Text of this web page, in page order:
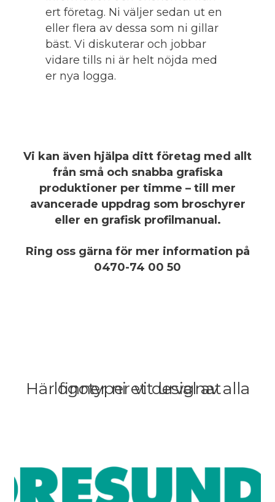
ert företag. Ni väljer sedan ut en
eller flera av dessa som ni gillar
bäst. Vi diskuterar och jobbar
vidare tills ni är helt nöjda med
er nya logga.
Vi kan även hjälpa ditt företag med allt
från små och snabba grafiska
produktioner per timme – till mer
avancerade uppdrag som broschyrer
eller en grafisk profilmanual.
Ring oss gärna för mer information på
0470-74 00 50
Här finner ni ett urval av alla logotyper vi designat